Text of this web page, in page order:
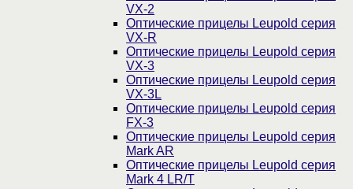
VX-2
Оптические прицелы Leupold серия
VX-R
Оптические прицелы Leupold серия
VX-3
Оптические прицелы Leupold серия
VX-3L
Оптические прицелы Leupold серия
FX-3
Оптические прицелы Leupold серия
Mark AR
Оптические прицелы Leupold серия
Mark 4 LR/T